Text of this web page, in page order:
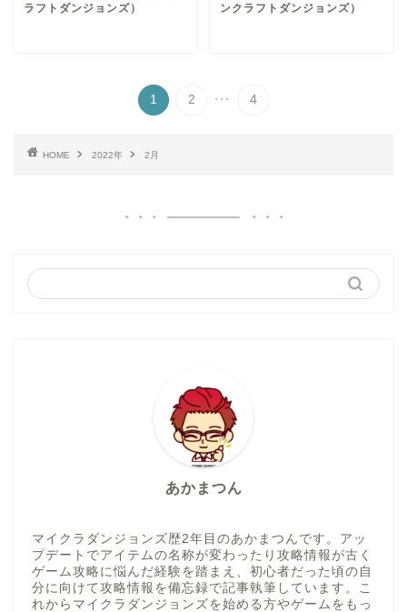
ラフトダンジョンズ）
ンクラフトダンジョンズ）
1 2 ... 4
HOME 2022年 2月
あかまつん
マイクラダンジョンズ歴2年目のあかまつんです。アッ
プデートでアイテムの名称が変わったり攻略情報が古く
ゲーム攻略に悩んだ経験を踏まえ、初心者だった頃の自
分に向けて攻略情報を備忘録で記事執筆しています。こ
れからマイクラダンジョンズを始める方やゲームをもっ